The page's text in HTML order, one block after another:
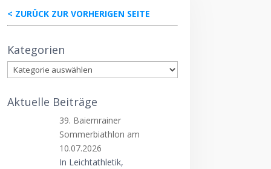
< ZURÜCK ZUR VORHERIGEN SEITE
Kategorien
Kategorien
Aktuelle Beiträge
39. Baiernrainer
Sommerbiathlon am
10.07.2026
In Leichtathletik,